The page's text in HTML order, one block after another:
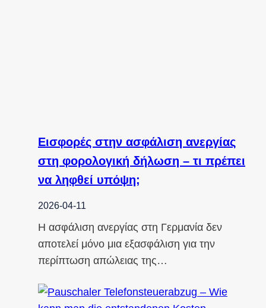
Εισφορές στην ασφάλιση ανεργίας
στη φορολογική δήλωση – τι πρέπει
να ληφθεί υπόψη;
2026-04-11
Η ασφάλιση ανεργίας στη Γερμανία δεν
αποτελεί μόνο μια εξασφάλιση για την
περίπτωση απώλειας της…